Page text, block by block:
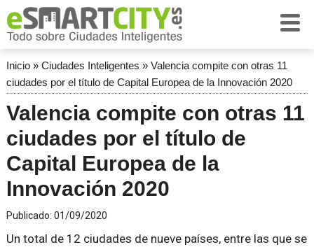
Inicio» Ciudades Inteligentes » Valencia compite con otras 11
ciudades por el título de Capital Europea de la Innovación 2020
Valencia compite con otras 11
ciudades por el título de
Capital Europea de la
Innovación 2020
Publicado: 01/09/2020
Un total de 12 ciudades de nueve países, entre las que se